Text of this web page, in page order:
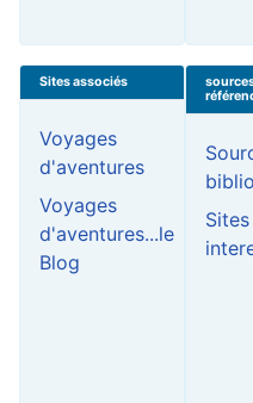
Sites associés
Voyages
d'aventures
Voyages
d'aventures...le
Blog
Sites